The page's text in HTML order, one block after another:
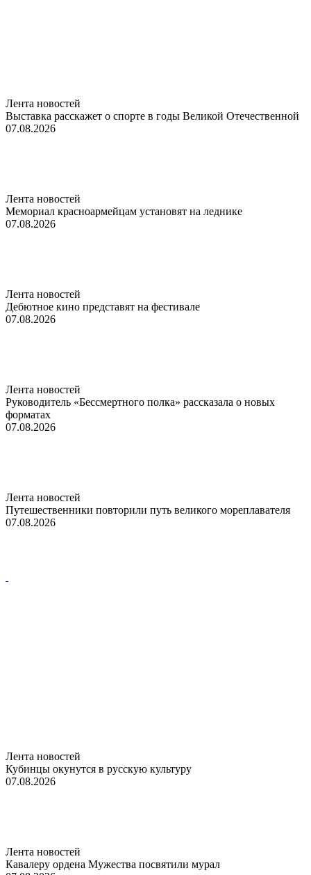
Лента новостей
Выставка расскажет о спорте в годы Великой Отечественной
07.08.2026
Лента новостей
Мемориал красноармейцам установят на леднике
07.08.2026
Лента новостей
Дебютное кино представят на фестивале
07.08.2026
Лента новостей
Руководитель «Бессмертного полка» рассказала о новых
форматах
07.08.2026
Лента новостей
Путешественники повторили путь великого мореплавателя
07.08.2026
Лента новостей
Кубинцы окунутся в русскую культуру
07.08.2026
Лента новостей
Кавалеру ордена Мужества посвятили мурал